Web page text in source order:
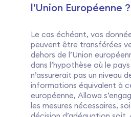
l'Union Européenne ?
Le cas échéant, vos
peuvent être transférées
dehors de l’Union
dans l’hypothèse où le
n’assurerait pas un niveau
informations équivalent à
européenne, Allowa
les mesures nécessaires,